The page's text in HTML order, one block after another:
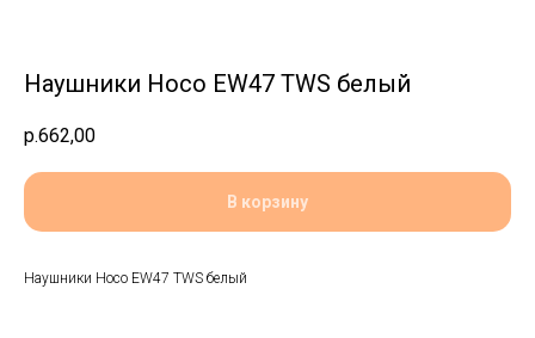
Наушники Hoco EW47 TWS белый
р.662,00
В корзину
Наушники Hoco EW47 TWS белый